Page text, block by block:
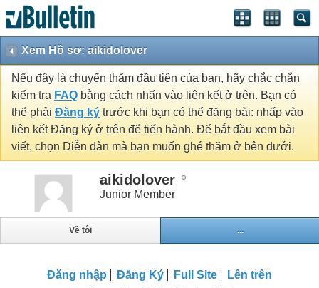
Xem Hồ sơ: aikidolover
Nếu đây là chuyến thăm đầu tiên của bạn, hãy chắc chắn
kiểm tra FAQ bằng cách nhấn vào liên kết ở trên. Bạn có
thể phải Đăng ký trước khi bạn có thể đăng bài: nhấp vào
liên kết Đăng ký ở trên để tiến hành. Để bắt đầu xem bài
viết, chọn Diễn đàn mà bạn muốn ghé thăm ở bên dưới.
aikidolover
Junior Member
Về tôi ...
Đăng nhập Đăng Ký Full Site Lên trên